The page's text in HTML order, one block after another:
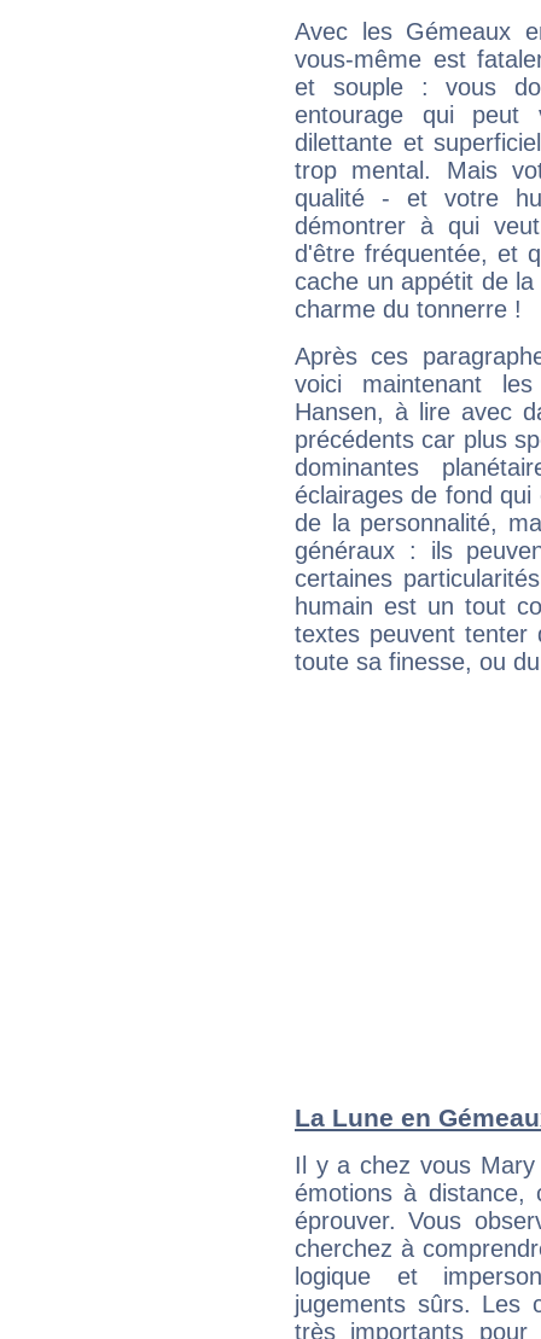
Avec les Gémeaux
vous-même est
et souple : vous
entourage qui
dilettante et
trop mental. Mais
qualité - et votre
démontrer à qui
d'être fréquentée, et
cache un appétit de
charme du tonnerre !
Après ces
voici maintenant
Hansen, à lire avec
précédents car plus
dominantes
éclairages de fond
de la personnalité,
généraux : ils
certaines
humain est un tout
textes peuvent tenter
toute sa finesse, ou
La Lune en
Il y a chez vous
émotions à
éprouver. Vous
cherchez à
logique et
jugements sûrs. Les
très importants